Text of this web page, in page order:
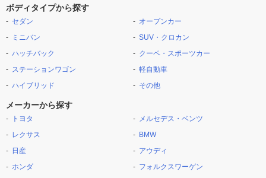
ボディタイプから探す
セダン
ミニバン
ハッチバック
ステーションワゴン
ハイブリッド
オープンカー
SUV・クロカン
クーペ・スポーツカー
軽自動車
その他
メーカーから探す
トヨタ
レクサス
日産
ホンダ
メルセデス・ベンツ
BMW
アウディ
フォルクスワーゲン